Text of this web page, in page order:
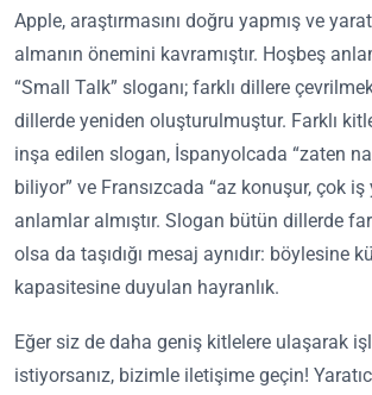
Apple, araştırmasını doğru yapmış ve
almanın önemini kavramıştır. Hoşbeş
“Small Talk” sloganı; farklı dillere
dillerde yeniden oluşturulmuştur. Farklı
inşa edilen slogan, İspanyolcada “zaten
biliyor” ve Fransızcada “az konuşur, çok iş
anlamlar almıştır. Slogan bütün dillerde
olsa da taşıdığı mesaj aynıdır: böylesine
kapasitesine duyulan hayranlık.
Eğer siz de daha geniş kitlelere ulaşarak
istiyorsanız, bizimle iletişime geçin!